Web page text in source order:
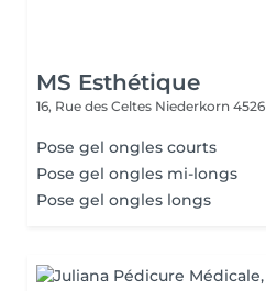
MS Esthétique
16, Rue des Celtes Niederkorn 4526
Pose gel ongles courts
Pose gel ongles mi-longs
Pose gel ongles longs